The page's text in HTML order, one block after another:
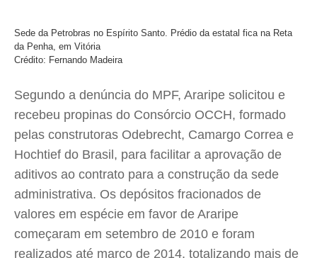
Sede da Petrobras no Espírito Santo. Prédio da estatal fica na Reta
da Penha, em Vitória
Crédito: Fernando Madeira
Segundo a denúncia do MPF, Araripe solicitou e
recebeu propinas do Consórcio OCCH, formado
pelas construtoras Odebrecht, Camargo Correa e
Hochtief do Brasil, para facilitar a aprovação de
aditivos ao contrato para a construção da sede
administrativa. Os depósitos fracionados de
valores em espécie em favor de Araripe
começaram em setembro de 2010 e foram
realizados até março de 2014, totalizando mais de